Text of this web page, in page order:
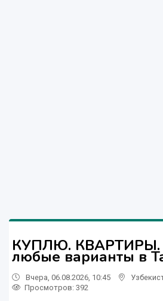
КУПЛЮ. КВАРТИРЫ.
любые варианты в
Вчера, 06.08.2026, 10:45
Просмотров: 392